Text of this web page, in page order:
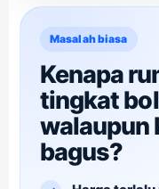
Masalah biasa
Kenapa
tingkat
walaupun
bagus?